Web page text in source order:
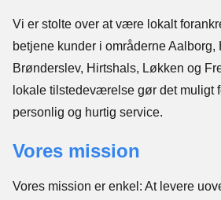
Vi er stolte over at være lokalt
betjene kunder i områderne Aalborg,
Brønderslev, Hirtshals, Løkken og
lokale tilstedeværelse gør det muligt
personlig og hurtig service.
Vores mission
Vores mission er enkel: At levere